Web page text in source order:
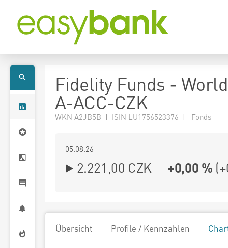
Fidelity Funds -
A-ACC-CZK
WKN A2JB5B | ISIN LU1756523376 | Fonds
05.08.26
2.221,00 CZK +0,00 % (
Übersicht Profile / Kennzahlen